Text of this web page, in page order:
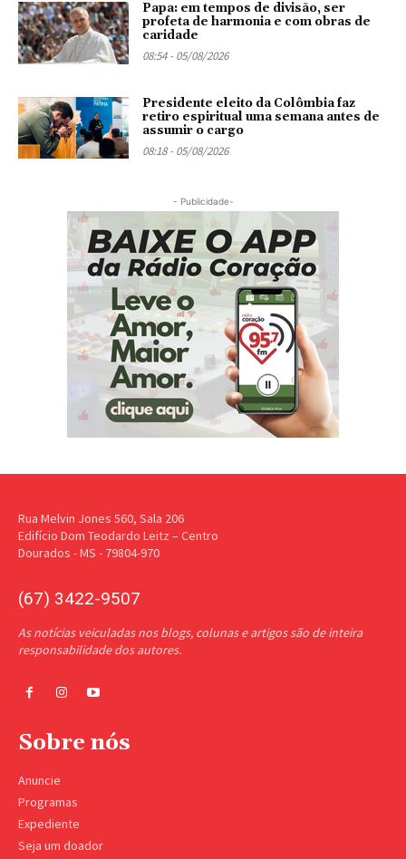
Papa: em tempos de divisão, ser
profeta de harmonia e com obras de
caridade
08:54 - 05/08/2026
Presidente eleito da Colômbia faz
retiro espiritual uma semana antes de
assumir o cargo
08:18 - 05/08/2026
- Publicidade-
Rua Melvin Jones 560, Sala 206
Edifício Dom Teodardo Leitz – Centro
Dourados - MS - 79804-970
(67) 3422-9507
As notícias veiculadas nos blogs, colunas e artigos são de inteira
responsabilidade dos autores.
Sobre nós
Anuncie
Programas
Expediente
Seja um doador